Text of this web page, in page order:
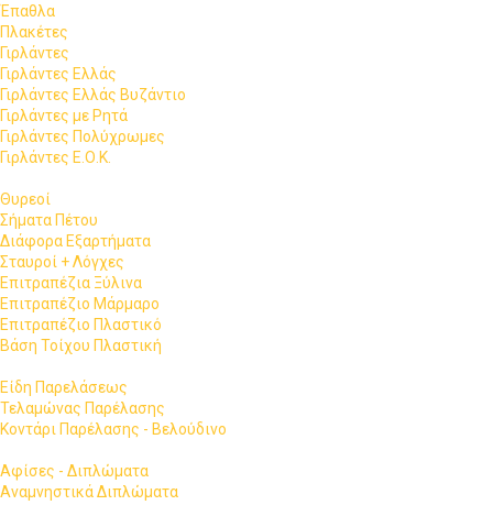
Έπαθλα
Πλακέτες
Γιρλάντες
Γιρλάντες Ελλάς
Γιρλάντες Ελλάς Βυζάντιο
Γιρλάντες με Ρητά
Γιρλάντες Πολύχρωμες
Γιρλάντες Ε.Ο.Κ.
Θυρεοί
Σήματα Πέτου
Διάφορα Εξαρτήματα
Σταυροί + Λόγχες
Επιτραπέζια Ξύλινα
Επιτραπέζιο Μάρμαρο
Επιτραπέζιο Πλαστικό
Βάση Τοίχου Πλαστική
Είδη Παρελάσεως
Τελαμώνας Παρέλασης
Κοντάρι Παρέλασης - Βελούδινο
Αφίσες - Διπλώματα
Αναμνηστικά Διπλώματα